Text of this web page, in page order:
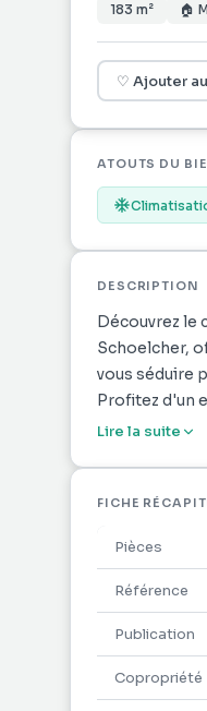
183 m² 🏠
♡ Ajouter
ATOUTS DU
DESCRIPTION
Découvrez le
Schoelcher,
vous séduire
Profitez d'un
les écoles et
propice à la
Le jardin
espace de
Ne
des
bien et
Lire la suite
FICHE
Pièces
Référence
Publication
Copropriété